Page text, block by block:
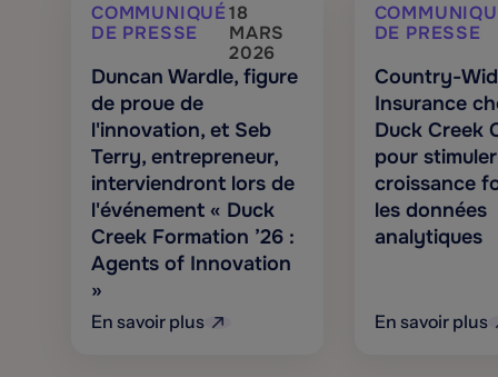
COMMUNIQUÉ
DE PRESSE
18
MARS
2026
Duncan Wardle, figure
de proue de
l'innovation, et Seb
Terry, entrepreneur,
interviendront lors de
l'événement « Duck
Creek Formation ’26 :
Agents of Innovation
»
En savoir plus
DE PRESSE
Country-
Insurance
Duck Creek
pour
croissance
les données
analytiques
En savoir plus